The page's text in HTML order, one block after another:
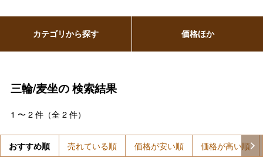
三輪/麦坐の検索結果
1 〜 2件（全 2件）
おすすめ順 売れている順 価格が安い順 価格が高い順
カテゴリから探す 価格ほか